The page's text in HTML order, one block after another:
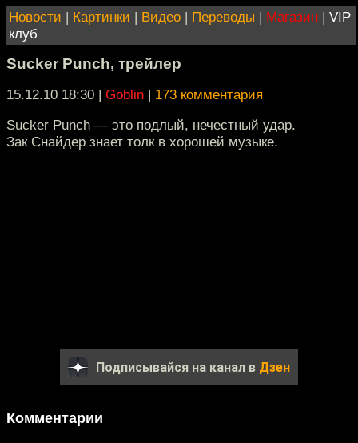
Новости | Картинки | Видео | Переводы | Магазин | VIP
клуб
Sucker Punch, трейлер
15.12.10 18:30 | Goblin | 173 комментария
Sucker Punch — это подлый, нечестный удар.
Зак Снайдер знает толк в хорошей музыке.
Подписывайся на канал в Дзен
Комментарии